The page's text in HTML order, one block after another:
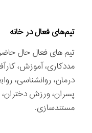
تیم‌های فعال در خانه
تیم های فعال حال حاضر
مددکاری، آموزش،
درمان، روانشناسی،
پسران، ورزش دختران،
مستندسازی.